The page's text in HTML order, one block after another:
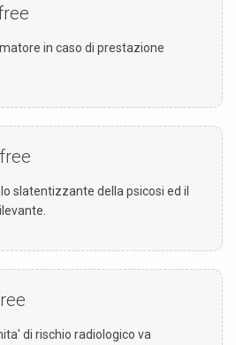
in caso di prestazione
slatentizzante della psicosi ed il
di rischio radiologico va